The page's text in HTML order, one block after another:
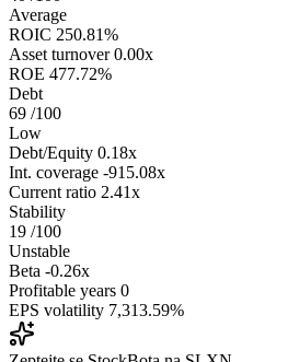
Average
ROIC 250.81%
Asset turnover 0.00x
ROE 477.72%
Debt
69 /100
Low
Debt/Equity 0.18x
Int. coverage -915.08x
Current ratio 2.41x
Stability
19 /100
Unstable
Beta -0.26x
Profitable years 0
EPS volatility 7,313.59%